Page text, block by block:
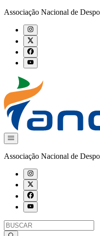
Associação Nacional de
Associação Nacional de